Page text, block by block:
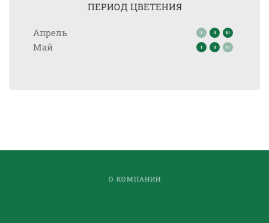
ПЕРИОД ЦВЕТЕНИЯ
Апрель
Май
О КОМПАНИИ